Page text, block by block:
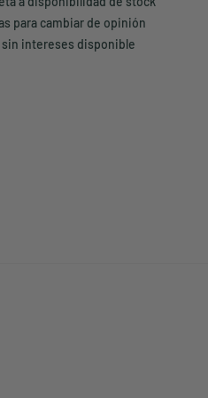
para cambiar de opinión
sin intereses disponible